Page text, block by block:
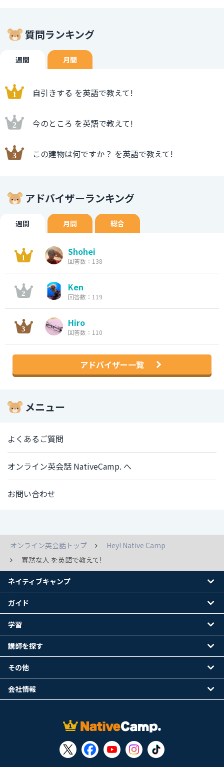
質問ランキング
週間 月間
自引きする を英語で教えて!
今のところ を英語で教えて!
この建物は何ですか？ を英語で教えて!
アドバイザーランキング
週間 月間 総合
Shohei
回答数：138
Ken
回答数：119
Hiro
回答数：110
アドバイザー一覧
メニュー
よくあるご質問
オンライン英会話 NativeCamp. へ
お問い合わせ
オンライン英会話トップ
Hey! Native Camp
寡黙な人 を英語で教えて!
ネイティブキャンプ
ガイド
学習
講師を探す
その他
会社情報